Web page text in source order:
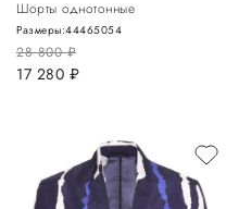
Шорты однотонные
28 800руб.
17 280 руб.
Размеры:44465054